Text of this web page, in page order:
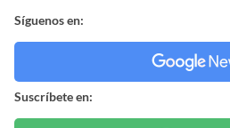
Síguenos en:
Suscríbete en: